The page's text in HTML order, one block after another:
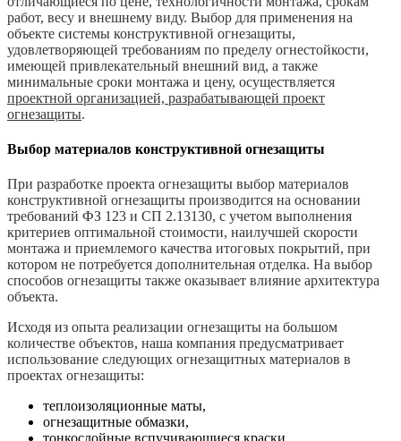
работ, весу и внешнему виду. Выбор для применения на
объекте системы конструктивной огнезащиты,
удовлетворяющей требованиям по пределу огнестойкости,
имеющей привлекательный внешний вид, а также
минимальные сроки монтажа и цену, осуществляется
проектной организацией, разрабатывающей проект
огнезащиты.
Выбор материалов конструктивной огнезащиты
При разработке проекта огнезащиты выбор материалов
конструктивной огнезащиты производится на основании
требований ФЗ 123 и СП 2.13130, с учетом выполнения
критериев оптимальной стоимости, наилучшей скорости
монтажа и приемлемого качества итоговых покрытий, при
котором не потребуется дополнительная отделка. На выбор
способов огнезащиты также оказывает влияние архитектура
объекта.
Исходя из опыта реализации огнезащиты на большом
количестве объектов, наша компания предусматривает
использование следующих огнезащитных материалов в
проектах огнезащиты:
теплоизоляционные маты,
огнезащитные обмазки,